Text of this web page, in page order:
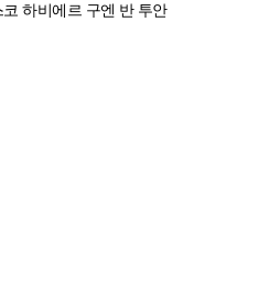
코 하비에르 구엔 반 투안